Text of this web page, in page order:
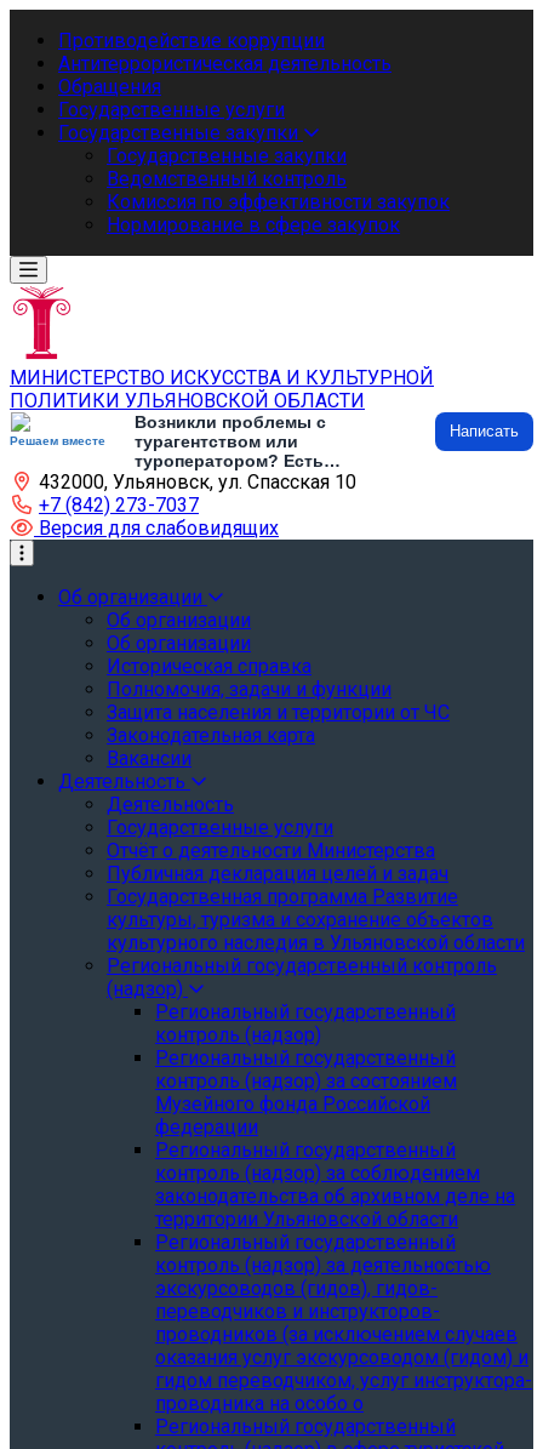
Противодействие коррупции
Антитеррористическая деятельность
Обращения
Государственные услуги
Государственные закупки
Государственные закупки
Ведомственный контроль
Комиссия по эффективности закупок
Нормирование в сфере закупок
МИНИСТЕРСТВО ИСКУССТВА И КУЛЬТУРНОЙ
ПОЛИТИКИ УЛЬЯНОВСКОЙ ОБЛАСТИ
Решаем вместе
Возникли проблемы с
турагентством или
туроператором? Есть
предложения по развитию
туризма и туристической
инфраструктуры? Напишите об
этом
Написать
432000, Ульяновск, ул. Спасская 10
+7 (842) 273-7037
Версия для слабовидящих
Об организации
Об организации
Об организации
Историческая справка
Полномочия, задачи и функции
Защита населения и территории от ЧС
Законодательная карта
Вакансии
Деятельность
Деятельность
Государственные услуги
Отчёт о деятельности Министерства
Публичная декларация целей и задач
Государственная программа Развитие
культуры, туризма и сохранение объектов
культурного наследия в Ульяновской области
Региональный государственный контроль
(надзор)
Региональный государственный
контроль (надзор)
Региональный государственный
контроль (надзор) за состоянием
Музейного фонда Российской
федерации
Региональный государственный
контроль (надзор) за соблюдением
законодательства об архивном деле на
территории Ульяновской области
Региональный государственный
контроль (надзор) за деятельностью
экскурсоводов (гидов), гидов-
переводчиков и инструкторов-
проводников (за исключением случаев
оказания услуг экскурсоводом (гидом) и
гидом переводчиком, услуг инструктора-
проводника на особо о
Региональный государственный